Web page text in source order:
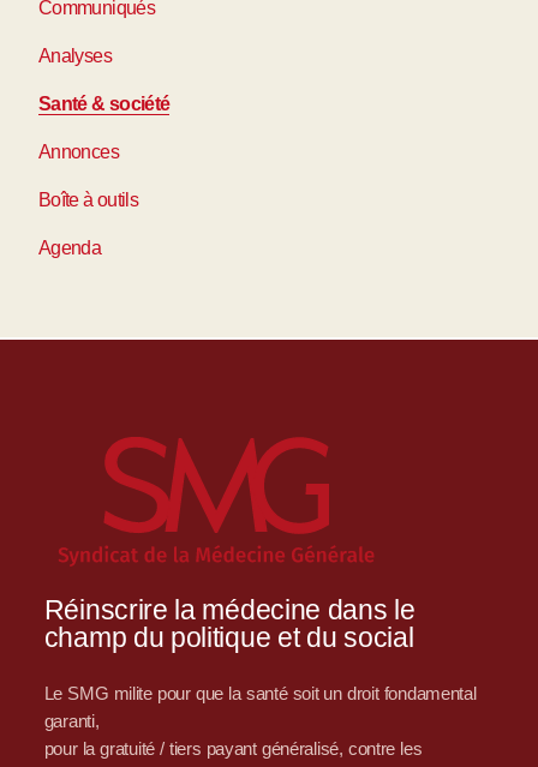
Communiqués
Analyses
Santé & société
Annonces
Boîte à outils
Agenda
Réinscrire la médecine dans le
champ du politique et du social
Le SMG milite pour que la santé soit un droit fondamental
garanti,
pour la gratuité / tiers payant généralisé, contre les